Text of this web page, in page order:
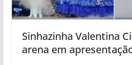
Sinhazinha Valentina
arena em